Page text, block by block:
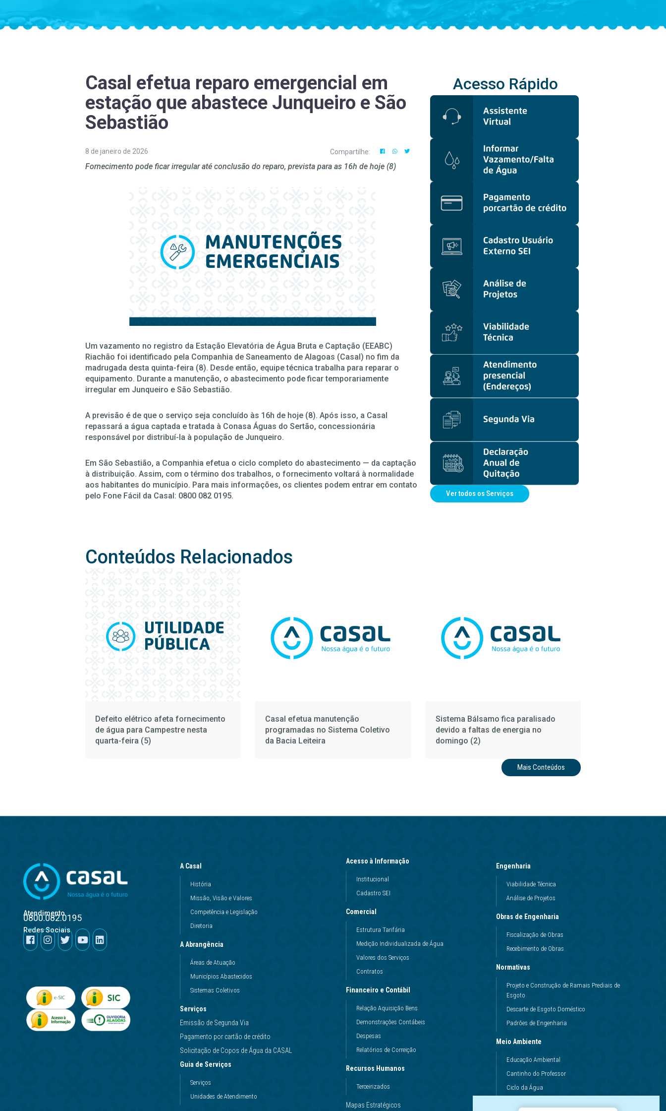
Casal efetua reparo emergencial em
estação que abastece Junqueiro e São
Sebastião
8 de janeiro de 2026 Compartilhe:
Fornecimento pode ficar irregular até conclusão do reparo, prevista para as 16h de hoje (8)
Um vazamento no registro da Estação Elevatória de Água Bruta e Captação (EEABC)
Riachão foi identificado pela Companhia de Saneamento de Alagoas (Casal) no fim da
madrugada desta quinta-feira (8). Desde então, equipe técnica trabalha para reparar o
equipamento. Durante a manutenção, o abastecimento pode ficar temporariamente
irregular em Junqueiro e São Sebastião.
A previsão é de que o serviço seja concluído às 16h de hoje (8). Após isso, a Casal
repassará a água captada e tratada à Conasa Águas do Sertão, concessionária
responsável por distribuí-la à população de Junqueiro.
Em São Sebastião, a Companhia efetua o ciclo completo do abastecimento — da captação
à distribuição. Assim, com o término dos trabalhos, o fornecimento voltará à normalidade
aos habitantes do município. Para mais informações, os clientes podem entrar em contato
pelo Fone Fácil da Casal: 0800 082 0195.
Acesso Rápido
Ver todos os Serviços
Conteúdos Relacionados
Defeito elétrico afeta fornecimento
de água para Campestre nesta
quarta-feira (5)
Casal efetua manutenção
programadas no Sistema Coletivo
da Bacia Leiteira
Sistema Bálsamo fica paralisado
devido a faltas de energia no
domingo (2)
Mais Conteúdos
Atendimento
0800.082.0195
Redes Sociais
A Casal
História
Missão, Visão e Valores
Competência e Legislação
Diretoria
A Abrangência
Áreas de Atuação
Municípios Abastecidos
Sistemas Coletivos
Serviços
Emissão de Segunda Via
Pagamento por cartão de crédito
Solicitação de Copos de Água da CASAL
Guia de Serviços
Serviços
Unidades de Atendimento
Acesso à Informação
Institucional
Cadastro SEI
Comercial
Estrutura Tarifária
Medição Individualizada de Água
Valores dos Serviços
Contratos
Financeiro e Contábil
Relação Aquisição Bens
Demonstrações Contábeis
Despesas
Relatórios de Correição
Recursos Humanos
Terceirizados
Mapas Estratégicos
Engenharia
Viabilidade Técnica
Análise de Projetos
Obras de Engenharia
Fiscalização de Obras
Recebimento de Obras
Normativas
Projeto e Construção de Ramais Prediais de
Esgoto
Descarte de Esgoto Doméstico
Padrões de Engenharia
Meio Ambiente
Educação Ambiental
Cantinho do Professor
Ciclo da Água